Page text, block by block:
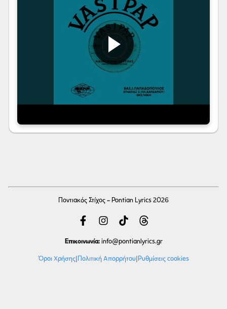
Ποντιακός Στίχος - Pontian Lyrics 2026
Επικοινωνία: info@pontianlyrics.gr
Όροι Χρήσης| Πολιτική Απορρήτου| Ρυθμίσεις cookies